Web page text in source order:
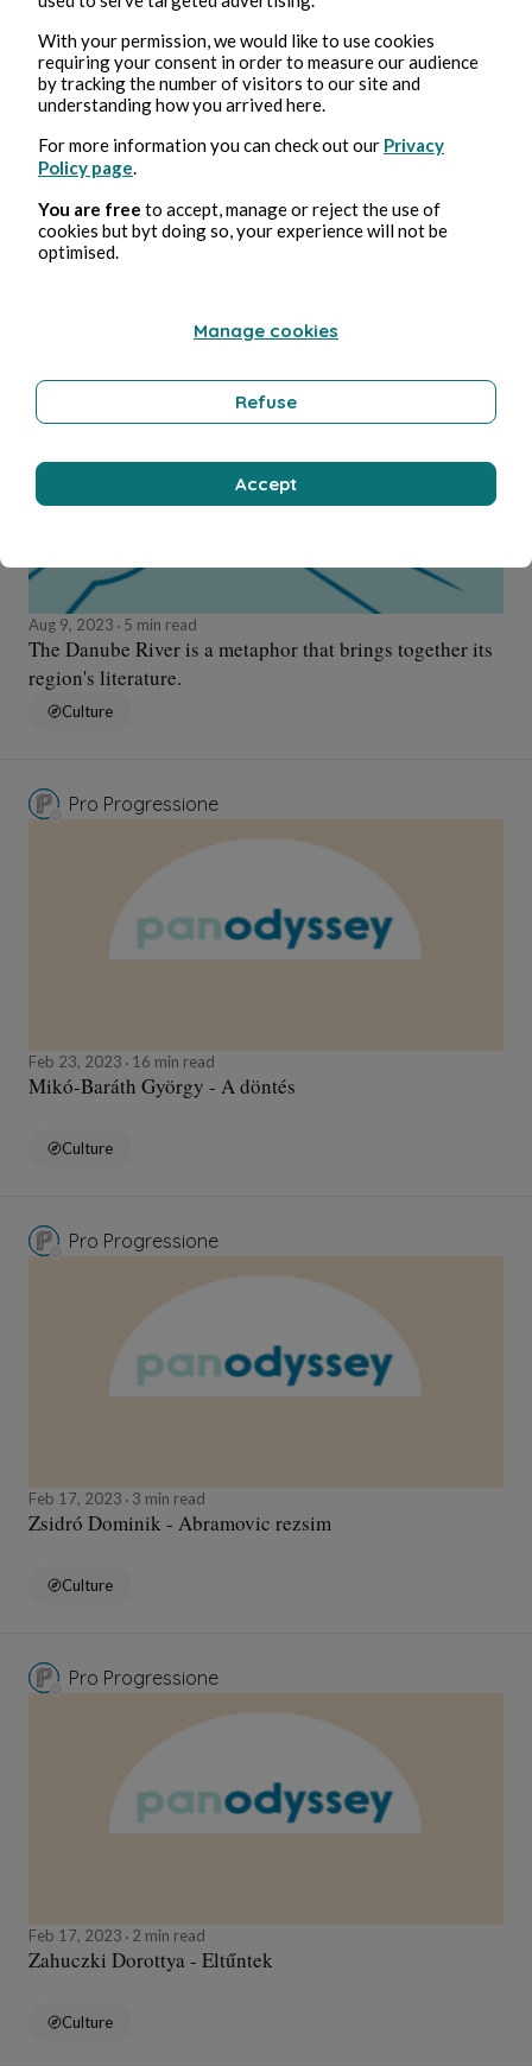
Aug 9, 2023 5 min read
The Danube River is a metaphor that brings together its
region's literature.
Culture
Pro Progressione
Feb 23, 2023 16 min read
Mikó-Baráth György - A döntés
Culture
Pro Progressione
Feb 17, 2023 3 min read
Zsidró Dominik - Abramovic rezsim
Culture
Pro Progressione
Feb 17, 2023 2 min read
Zahuczki Dorottya - Eltűntek
Culture
With your permission, we would like to use cookies
requiring your consent in order to measure our audience
by tracking the number of visitors to our site and
understanding how you arrived here.
For more information you can check out our Privacy
Policy page
You are free to accept, manage or reject the use of
cookies but byt doing so, your experience will not be
optimised.
Manage cookies
Refuse
Accept